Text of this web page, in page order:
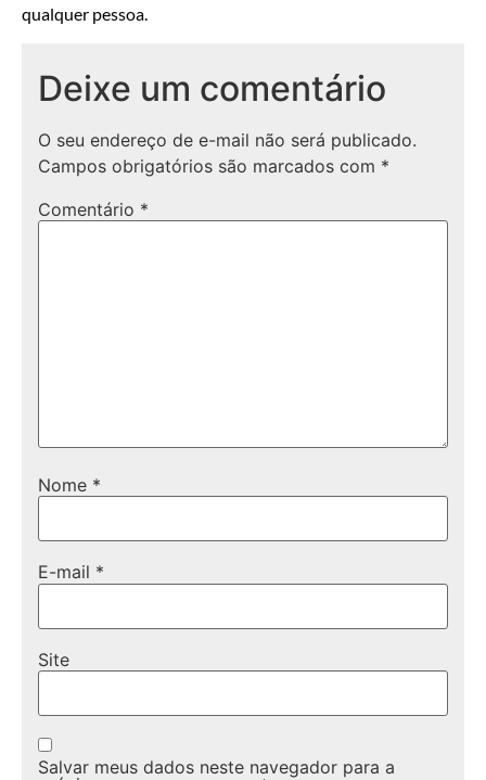
qualquer pessoa.
Deixe um comentário
O seu endereço de e-mail não será publicado.
Campos obrigatórios são marcados com *
Comentário *
Nome *
E-mail *
Site
Salvar meus dados neste navegador para a